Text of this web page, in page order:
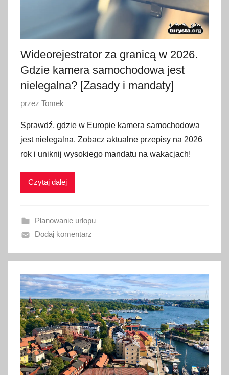
Wideorejestrator za granicą w 2026.
Gdzie kamera samochodowa jest
nielegalna? [Zasady i mandaty]
O
u
b
l
i
a
n
1
6
l
i
p
c
a
2
0
przez Tomek
Sprawdź, gdzie w Europie kamera samochodowa
jest nielegalna. Zobacz aktualne przepisy na 2026
rok i uniknij wysokiego mandatu na wakacjach!
Czytaj dalej
Planowanie urlopu
Dodaj komentarz